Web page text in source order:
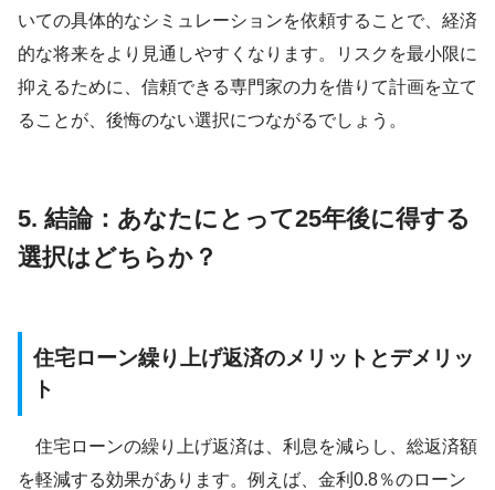
いての具体的なシミュレーションを依頼することで、経済
的な将来をより見通しやすくなります。リスクを最小限に
抑えるために、信頼できる専門家の力を借りて計画を立て
ることが、後悔のない選択につながるでしょう。
5. 結論：あなたにとって25年後に得する
選択はどちらか？
住宅ローン繰り上げ返済のメリットとデメリッ
ト
住宅ローンの繰り上げ返済は、利息を減らし、総返済額
を軽減する効果があります。例えば、金利0.8％のローン